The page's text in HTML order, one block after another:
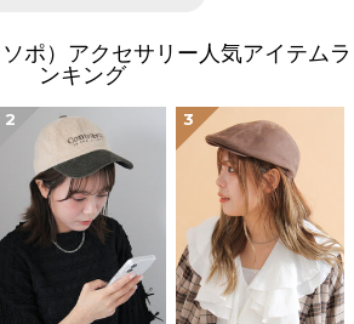
ポ）アクセサリー人気アイテムラ
ンキング
2 3